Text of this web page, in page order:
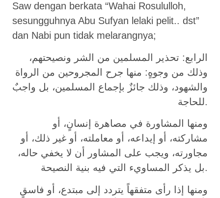
Saw dengan berkata “Wahai Rosululloh,
sesungguhnya Abu Sufyan lelaki pelit.. dst”
dan Nabi pun tidak melarangnya;
الرابع: تحذير المسلمين من الشر ونصيحتهم،
وذلك من وجوهٍ: منها جرح المجروحين من الرواة
والشهود، وذلك جائزٌ بإجماع المسلمين، بل واجبٌ
للحاجة.
ومنها المشاورة في مصاهرة إنسانٍ، أو
مشاركته، أو إيداعه، أو معاملته، أو غير ذلك، أو
مجاورته، ويجب على المشاور أن لا يخفي حاله،
بل يذكر المساويء التي فيه بنية النصيحة.
ومنها إذا رأى متفقهاً يتردد إلى مبتدع، أو فاسقٍ